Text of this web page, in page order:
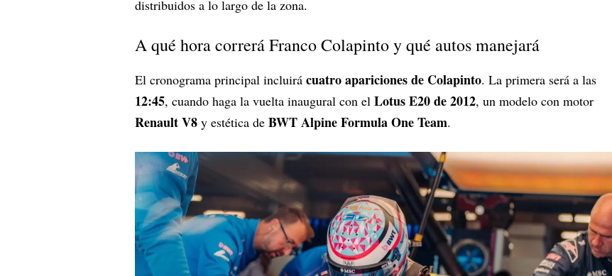
distribuidos a lo largo de la zona.
A qué hora correrá Franco Colapinto y qué autos manejará
El cronograma principal incluirá cuatro apariciones de Colapinto. La primera será a las
12:45, cuando haga la vuelta inaugural con el Lotus E20 de 2012, un modelo con motor
Renault V8 y estética de BWT Alpine Formula One Team.